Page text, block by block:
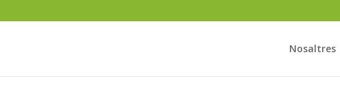
Nosaltres